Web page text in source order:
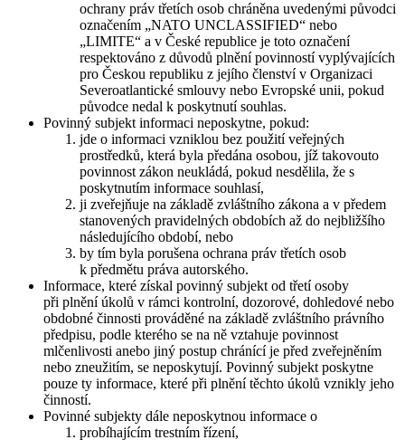
ochrany práv třetích osob chráněna uvedenými původci
označením „NATO UNCLASSIFIED“ nebo
„LIMITE“ a v České republice je toto označení
respektováno z důvodů plnění povinností vyplývajících
pro Českou republiku z jejího členství v Organizaci
Severoatlantické smlouvy nebo Evropské unii, pokud
původce nedal k poskytnutí souhlas.
Povinný subjekt informaci neposkytne, pokud:
jde o informaci vzniklou bez použití veřejných
prostředků, která byla předána osobou, jíž takovouto
povinnost zákon neukládá, pokud nesdělila, že s
poskytnutím informace souhlasí,
ji zveřejňuje na základě zvláštního zákona a v předem
stanovených pravidelných obdobích až do nejbližšího
následujícího období, nebo
by tím byla porušena ochrana práv třetích osob
k předmětu práva autorského.
Informace, které získal povinný subjekt od třetí osoby
při plnění úkolů v rámci kontrolní, dozorové, dohledové nebo
obdobné činnosti prováděné na základě zvláštního právního
předpisu, podle kterého se na ně vztahuje povinnost
mlčenlivosti anebo jiný postup chránící je před zveřejněním
nebo zneužitím, se neposkytují. Povinný subjekt poskytne
pouze ty informace, které při plnění těchto úkolů vznikly jeho
činností.
Povinné subjekty dále neposkytnou informace o
probíhajícím trestním řízení,